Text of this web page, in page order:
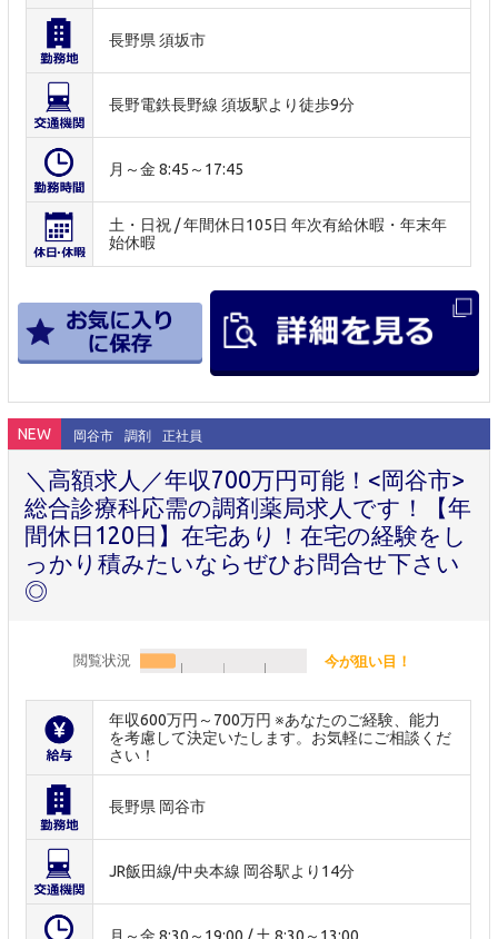
長野県 須坂市
長野電鉄長野線 須坂駅より徒歩9分
月～金 8:45～17:45
土・日祝 / 年間休日105日 年次有給休暇・年末年
始休暇
NEW 岡谷市 調剤 正社員
＼高額求人／年収700万円可能！<岡谷市>
総合診療科応需の調剤薬局求人です！【年
間休日120日】在宅あり！在宅の経験をし
っかり積みたいならぜひお問合せ下さい
◎
閲覧状況 今が狙い目！
年収600万円～700万円 ※あなたのご経験、能力
を考慮して決定いたします。お気軽にご相談くだ
さい！
長野県 岡谷市
JR飯田線/中央本線 岡谷駅より14分